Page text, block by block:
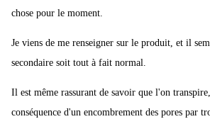
chose pour le moment.
Je viens de me renseigner sur le produit, et il
secondaire soit tout à fait normal.
Il est même rassurant de savoir que l'on
conséquence d'un encombrement des pores par